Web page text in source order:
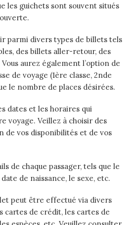
les guichets sont souvent situés
parmi divers types de billets tels
des billets aller-retour, des
aurez également l’option de
de voyage (1ère classe, 2nde
le nombre de places désirées.
dates et les horaires qui
voyage. Veillez à choisir des
de vos disponibilités et de vos
de chaque passager, tels que le
de naissance, le sexe, etc.
peut être effectué via divers
cartes de crédit, les cartes de